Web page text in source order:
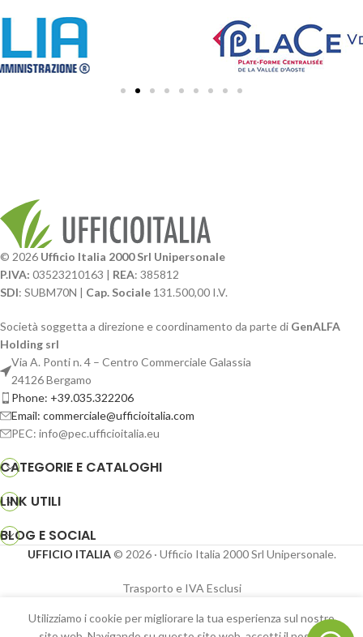
© 2026 Ufficio Italia 2000 Srl Unipersonale
P.IVA: 03523210163 | REA: 385812
SDI: SUBM70N | Cap. Sociale 131.500,00 I.V.
Società soggetta a direzione e coordinamento da parte di GenALFA
Holding srl
Via A. Ponti n. 4 – Centro Commerciale Galassia
24126 Bergamo
Phone: +39.035.322206
Email: commerciale@ufficioitalia.com
PEC: info@pec.ufficioitalia.eu
CATEGORIE E CATALOGHI
LINK UTILI
BLOG E SOCIAL
UFFICIO ITALIA © 2026· Ufficio Italia 2000 Srl Unipersonale.
Trasporto e IVA Esclusi
Utilizziamo i cookie per migliorare la tua esperienza sul nostro
Calciobalilla
con aste